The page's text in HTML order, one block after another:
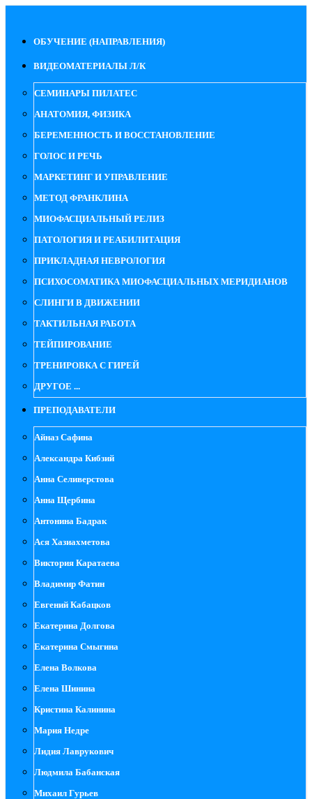
ОБУЧЕНИЕ (НАПРАВЛЕНИЯ)
ВИДЕОМАТЕРИАЛЫ Л/К
СЕМИНАРЫ ПИЛАТЕС
АНАТОМИЯ, ФИЗИКА
БЕРЕМЕННОСТЬ И ВОССТАНОВЛЕНИЕ
ГОЛОС И РЕЧЬ
МАРКЕТИНГ И УПРАВЛЕНИЕ
МЕТОД ФРАНКЛИНА
МИОФАСЦИАЛЬНЫЙ РЕЛИЗ
ПАТОЛОГИЯ И РЕАБИЛИТАЦИЯ
ПРИКЛАДНАЯ НЕВРОЛОГИЯ
ПСИХОСОМАТИКА МИОФАСЦИАЛЬНЫХ МЕРИДИАНОВ
СЛИНГИ В ДВИЖЕНИИ
ТАКТИЛЬНАЯ РАБОТА
ТЕЙПИРОВАНИЕ
ТРЕНИРОВКА С ГИРЕЙ
ДРУГОЕ ...
ПРЕПОДАВАТЕЛИ
Айназ Сафина
Александра Кибзий
Анна Селиверстова
Анна Щербина
Антонина Бадрак
Ася Хазиахметова
Виктория Каратаева
Владимир Фатин
Евгений Кабацков
Екатерина Долгова
Екатерина Смыгина
Елена Волкова
Елена Шинина
Кристина Калинина
Мария Недре
Лидия Лаврукович
Людмила Бабанская
Михаил Гурьев